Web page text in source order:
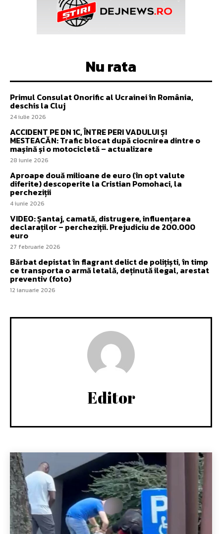
Nu rata
Primul Consulat Onorific al Ucrainei în România,
deschis la Cluj
24 iulie 2026
ACCIDENT PE DN 1C, ÎNTRE PERI VADULUI ȘI
MESTEACĂN: Trafic blocat după ciocnirea dintre o
mașină și o motocicletă – actualizare
28 iunie 2026
Aproape două milioane de euro (în opt valute
diferite) descoperite la Cristian Pomohaci, la
percheziții
4 iunie 2026
VIDEO: Șantaj, camată, distrugere, influențarea
declaraților – percheziții. Prejudiciu de 200.000
euro
27 februarie 2026
Bărbat depistat în flagrant delict de polițiști, în timp
ce transporta o armă letală, deținută ilegal, arestat
preventiv (foto)
12 ianuarie 2026
Editor